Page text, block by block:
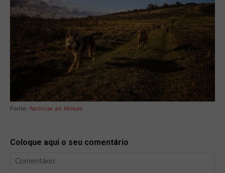
Fonte: Notícias ao Minuto
Coloque aqui o seu comentário